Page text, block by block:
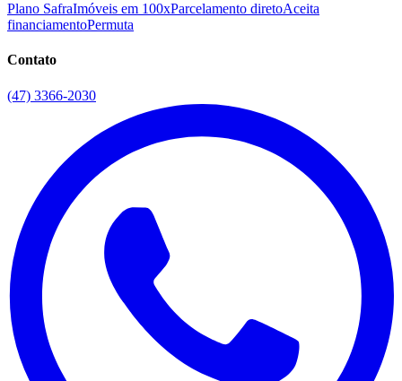
Plano SafraImóveis em 100xParcelamento diretoAceita
financiamentoPermuta
Contato
(47) 3366-2030